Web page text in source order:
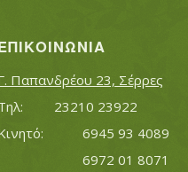
Παπανδρέου 23, Σέρρες
Τηλ:		23210 23922
Κινητό:		6945 93 4089
			6972 01 8071